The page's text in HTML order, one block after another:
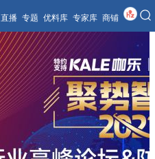
直播 专题 优料库 专家库 商铺